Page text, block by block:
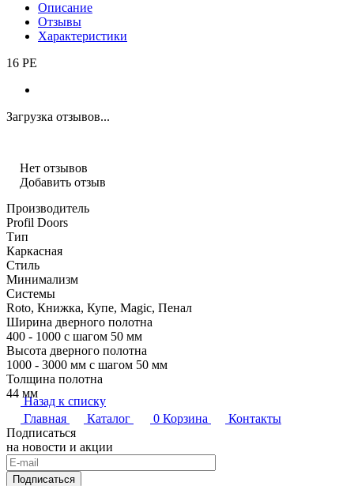
Описание
Отзывы
Характеристики
16 PE
Загрузка отзывов...
Нет отзывов
Добавить отзыв
Производитель
Profil Doors
Тип
Каркасная
Стиль
Минимализм
Системы
Roto, Книжка, Купе, Magic, Пенал
Ширина дверного полотна
400 - 1000 с шагом 50 мм
Высота дверного полотна
1000 - 3000 мм с шагом 50 мм
Толщина полотна
44 мм
Назад к списку
Главная
Каталог 0 Корзина
Контакты
Подписаться
на новости и акции
Подписаться